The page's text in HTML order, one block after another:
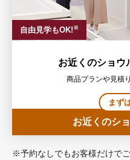
自由見学もOK! ※
お近くのショウ
商品プランや見積
まず
お近くのシ
※予約なしでもお客様だけで